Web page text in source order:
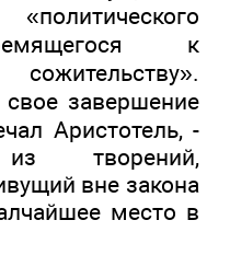
к
завершение
Аристотель, -
из творений,
вне закона
место в